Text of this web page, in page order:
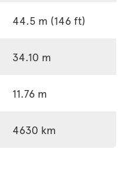
44.5 m (146 ft)
34.10 m
11.76 m
4630 km